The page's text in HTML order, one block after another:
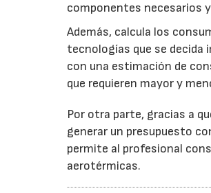
componentes necesarios
Además, calcula los
tecnologías que se decida
con una estimación de
que requieren mayor y
Por otra parte, gracias a
generar un presupuesto
permite al profesional
aerotérmicas.